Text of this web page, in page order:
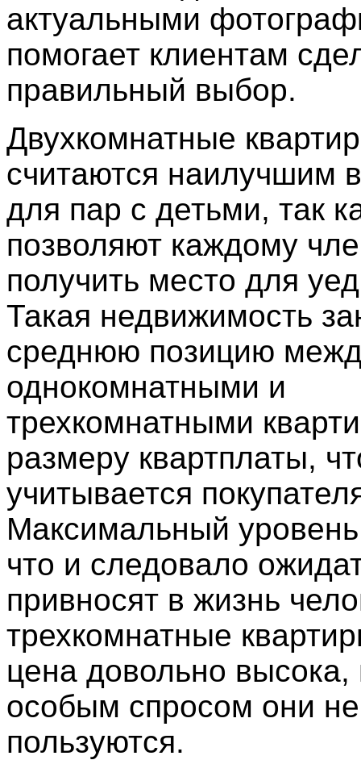
актуальными
помогает клиентам
правильный выбор.
Двухкомнатные
считаются наилучшим
для пар с детьми, так
позволяют каждому
получить место для
Такая недвижимость
среднюю позицию
однокомнатными и
трехкомнатными
размеру квартплаты,
учитывается
Максимальный
что и следовало
привносят в жизнь
трехкомнатные
цена довольно высока,
особым спросом они не
пользуются.